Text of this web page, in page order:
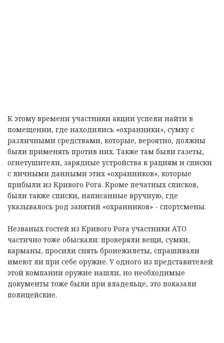
К этому времени участники акции успели найти в
помещении, где находились «охранники», сумку с
различными средствами, которые, вероятно, должны
были применять против них. Также там были газеты,
огнетушители, зарядные устройства к рациям и списки
с личными данными этих «охранников», которые
прибыли из Кривого Рога. Кроме печатных списков,
были также списки, написанные вручную, где
указывалось род занятий «охранников» - спортсмены.
Незваных гостей из Кривого Рога участники АТО
частично тоже обыскали: проверяли вещи, сумки,
карманы, просили снять бронежилеты, спрашивали
имеют ли при себе оружие. У одного из представителей
этой компании оружие нашли, но необходимые
документы тоже были при владельце, это показали
полицейские.